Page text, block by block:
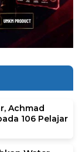
Achmad
106 Pelajar